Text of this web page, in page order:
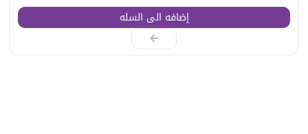
إضافه الى السله